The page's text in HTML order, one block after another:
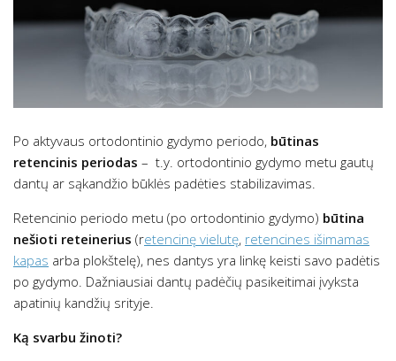
Po aktyvaus ortodontinio gydymo periodo, būtinas
retencinis periodas – t.y. ortodontinio gydymo metu gautų
dantų ar sąkandžio būklės padėties stabilizavimas.
Retencinio periodo metu (po ortodontinio gydymo) būtina
nešioti reteinerius (retencinę vielutę, retencines išimamas
kapas arba plokštelę), nes dantys yra linkę keisti savo padėtis
po gydymo. Dažniausiai dantų padėčių pasikeitimai įvyksta
apatinių kandžių srityje.
Ką svarbu žinoti?